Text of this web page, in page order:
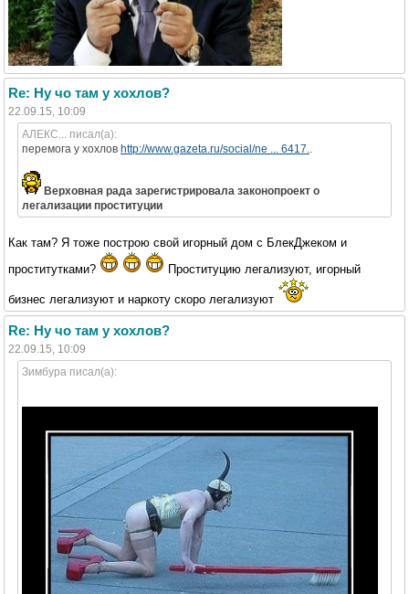
Re: Ну чо там у хохлов?
22.09.15, 10:09
АЛЕКС... писал(а):
перемога у хохлов http://www.gazeta.ru/social/ne ... 6417.
Верховная рада зарегистрировала законопроект о
легализации проституции
Как там? Я тоже построю свой игорный дом с БлекДжеком и
проститутками?
Проституцию легализуют, игорный
бизнес легализуют и наркоту скоро легализуют
Re: Ну чо там у хохлов?
22.09.15, 10:09
Зимбура писал(а):